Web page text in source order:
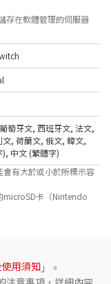
存在軟體管理的伺服器
葡萄牙文, 西班牙文, 法文,
文, 荷蘭文, 俄文, 韓文,
), 中文 (繁體字)
有大於或小於所標示容
microSD卡（Nintendo
用須知 」。